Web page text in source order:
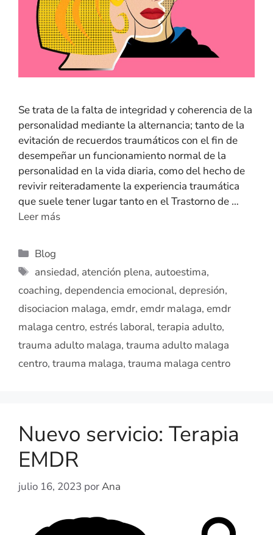
Se trata de la falta de integridad y coherencia de la
personalidad mediante la alternancia; tanto de la
evitación de recuerdos traumáticos con el fin de
desempeñar un funcionamiento normal de la
personalidad en la vida diaria, como del hecho de
revivir reiteradamente la experiencia traumática
que suele tener lugar tanto en el Trastorno de …
Leer más
Blog
ansiedad, atención plena, autoestima,
coaching, dependencia emocional, depresión,
disociacion malaga, emdr, emdr malaga, emdr
malaga centro, estrés laboral, terapia adulto,
trauma adulto malaga, trauma adulto malaga
centro, trauma malaga, trauma malaga centro
Nuevo servicio: Terapia
EMDR
julio 16, 2023 porAna